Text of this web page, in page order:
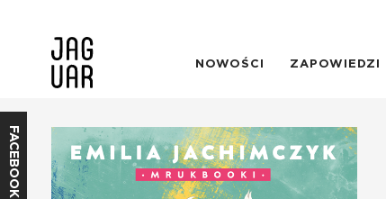
NOWOŚCI ZAPOWIEDZI
FACEBOOK